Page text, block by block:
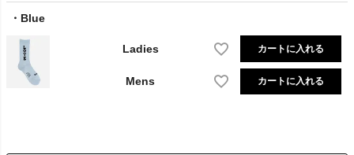
Blue
Ladies カートに入れる
Mens カートに入れる